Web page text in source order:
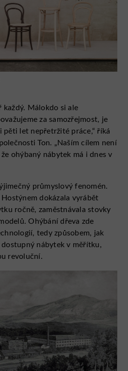
každý. Málokdo si ale
za samozřejmost, je
pěti let nepřetržité práce,“ říká
Ton. „Naším cílem není
ohýbaný nábytek má i dnes v
průmyslový fenomén.
dokázala vyrábět
ročně, zaměstnávala stovky
Ohýbání dřeva zde
tedy způsobem, jak
nábytek v měřítku,
revoluční.